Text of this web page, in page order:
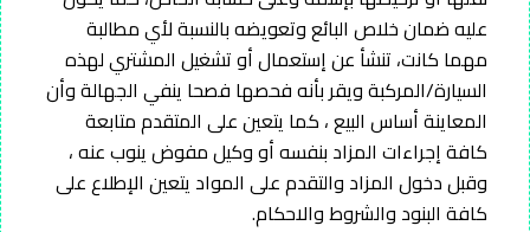
عليه ضمان خلاص البائع وتعويضه بالنسبة لأي مطالبة
مهما كانت، تنشأ عن إستعمال أو تشغيل المشتري لهذه
السيارة/المركبة ويقر بأنه فحصها فصحا ينفي الجهالة وأن
المعاينة أساس البيع ، كما يتعين على المتقدم متابعة
كافة إجراءات المزاد بنفسه أو وكيل مفوض ينوب عنه ،
وقبل دخول المزاد والتقدم على المواد يتعين الإطلاع على
كافة البنود والشروط والاحكام.